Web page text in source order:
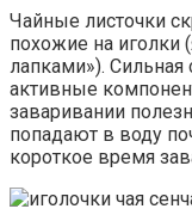
Чайные листочки
похожие на иголки
лапками»). Сильная
активные
заваривании
попадают в воду
короткое время